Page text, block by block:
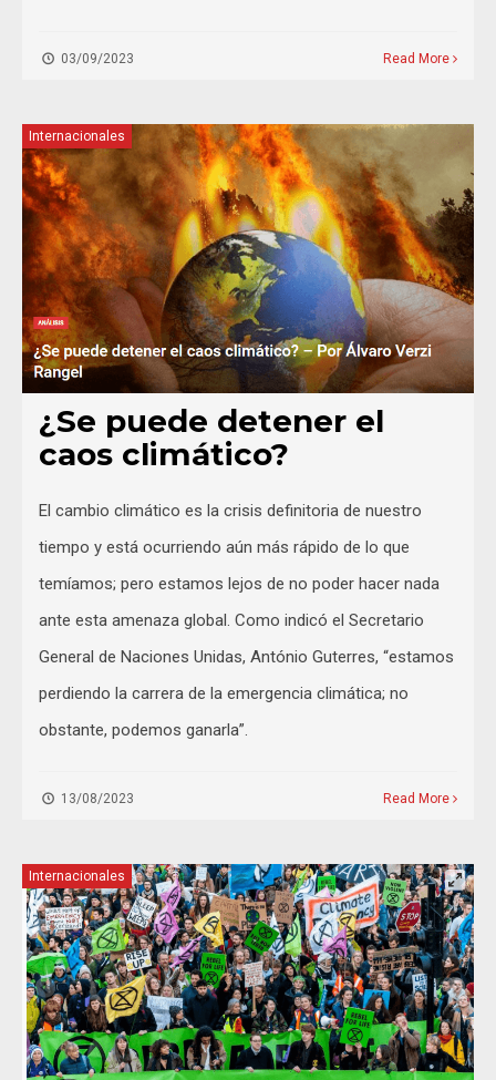
03/09/2023 Read More
Internacionales
¿Se puede detener el
caos climático?
El cambio climático es la crisis definitoria de nuestro
tiempo y está ocurriendo aún más rápido de lo que
temíamos; pero estamos lejos de no poder hacer nada
ante esta amenaza global. Como indicó el Secretario
General de Naciones Unidas, António Guterres, “estamos
perdiendo la carrera de la emergencia climática; no
obstante, podemos ganarla”.
13/08/2023 Read More
Internacionales